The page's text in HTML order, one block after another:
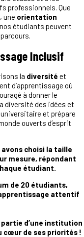
professionnels. Que
, une orientation
étudiants peuvent
Inclusif
la diversité et
d’apprentissage où
à donner le
diversité des idées et
et prépare
ouverts d’esprit
choisi la taille
mesure, répondant
étudiant.
de 20 étudiants,
attentif
d’une institution
cœur de ses priorités !